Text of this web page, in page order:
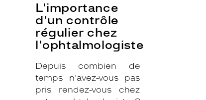
L'importance
d'un contrôle
régulier chez
l'ophtalmologiste
Depuis combien de
temps n'avez-vous pas
pris rendez-vous chez